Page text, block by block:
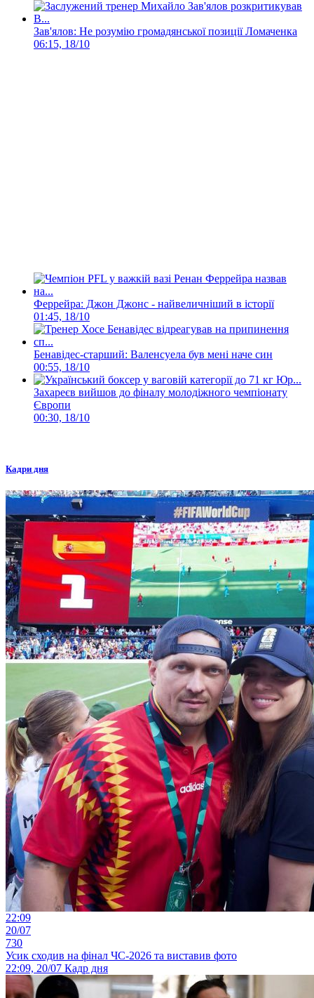
Зав'ялов: Не розумію громадянської позиції Ломаченка
06:15, 18/10
Феррейра: Джон Джонс - найвеличніший в історії
01:45, 18/10
Бенавідес-старший: Валенсуела був мені наче син
00:55, 18/10
Захареєв вийшов до фіналу молодіжного чемпіонату
Європи
00:30, 18/10
Кадри дня
22:09
20/07
730
Усик сходив на фінал ЧС-2026 та виставив фото
22:09, 20/07 Кадр дня